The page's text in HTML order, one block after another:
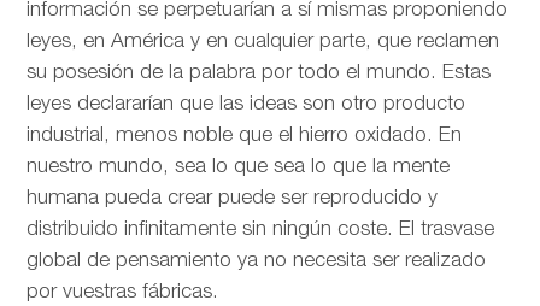
información se perpetuarían a sí mismas proponiendo
leyes, en América y en cualquier parte, que reclamen
su posesión de la palabra por todo el mundo. Estas
leyes declararían que las ideas son otro producto
industrial, menos noble que el hierro oxidado. En
nuestro mundo, sea lo que sea lo que la mente
humana pueda crear puede ser reproducido y
distribuido infinitamente sin ningún coste. El trasvase
global de pensamiento ya no necesita ser realizado
por vuestras fábricas.